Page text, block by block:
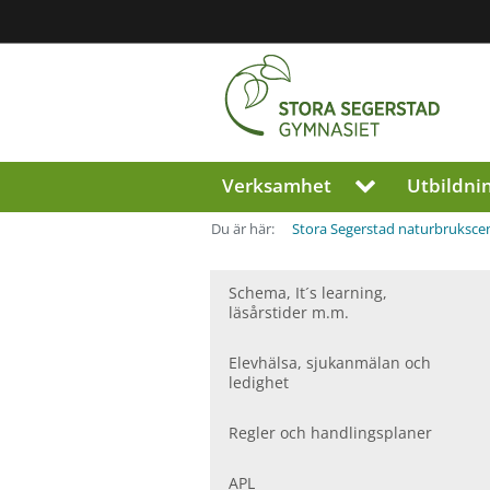
Region
Jönköpings
län
Verksamhet
V
s
n
r
n
y
Du är här: Stora Segerstad
Schema, It´s learning,
läsårstider m.m.
Elevhälsa, sjukanmälan och
ledighet
Regler och handlingsplaner
APL